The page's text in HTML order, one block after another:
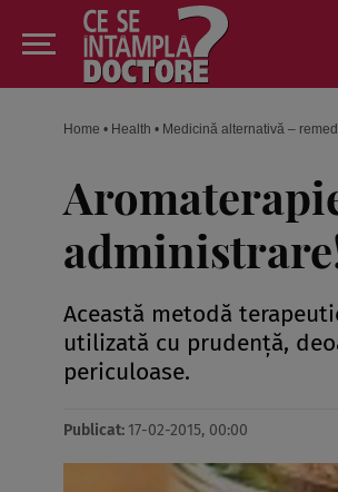
Home • Health • Medicină alternativă –
Această metodă
utilizată cu prudenţă,
periculoase.
Publicat: 17-02-2015, 00:00